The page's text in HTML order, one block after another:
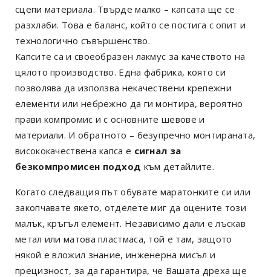
сцепи материала. Твърде малко – капсата ще се
разхлаби. Това е баланс, който се постига с опит и
технологично съвършенство.
Капсите са и своеобразен лакмус за качеството на
цялото производство. Една фабрика, която си
позволява да използва некачествени крепежни
елементи или небрежно да ги монтира, вероятно
прави компромис и с основните шевове и
материали. И обратното – безупречно монтираната,
висококачествена капса е сигнал за
безкомпромисен подход към детайлите.
Когато следващия път обувате маратонките си или
закопчавате якето, отделете миг да оцените този
малък, кръгъл елемент. Независимо дали е лъскав
метал или матова пластмаса, той е там, защото
някой е вложил знание, инженерна мисъл и
прецизност, за да гарантира, че Вашата дреха ще